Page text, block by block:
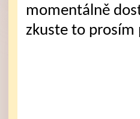
momentálně
zkuste to prosím